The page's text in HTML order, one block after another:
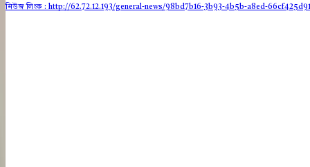
নিউজ লিংক : http://62.72.12.193/general-news/98bd7b16-3b93-4b5b-a8ed-